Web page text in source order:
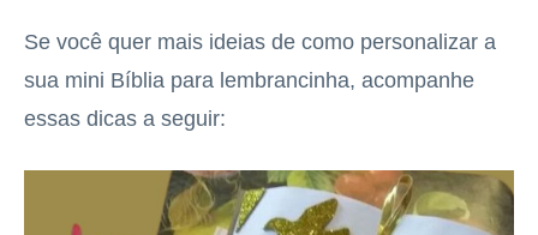
Se você quer mais ideias de como personalizar a
sua mini Bíblia para lembrancinha, acompanhe
essas dicas a seguir: